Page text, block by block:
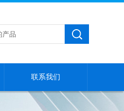
联系我们